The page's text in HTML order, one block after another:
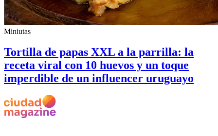
Miniutas
Tortilla de papas XXL a la parrilla: la
receta viral con 10 huevos y un toque
imperdible de un influencer uruguayo